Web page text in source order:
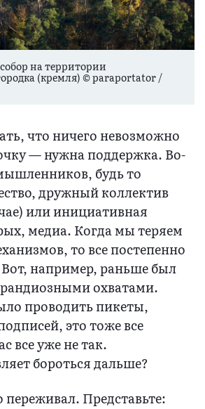
на территории
(кремля) © paraportator /
что ничего невозможно
— нужна поддержка. Во-
будь то
дружный коллектив
или инициативная
медиа. Когда мы теряем
то все постепенно
Вот, например, раньше был
охватами.
проводить пикеты,
это тоже все
все уже не так.
бороться дальше?
Представьте: